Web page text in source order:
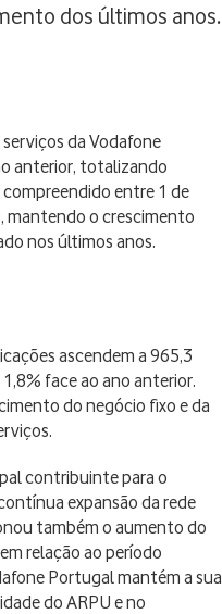
dos últimos anos.
da Vodafone
anterior, totalizando
entre 1 de
mantendo o crescimento
nos últimos anos.
ascendem a 965,3
face ao ano anterior.
do negócio fixo e da
contribuinte para o
expansão da rede
também o aumento do
relação ao período
Portugal mantém a sua
do ARPU e no